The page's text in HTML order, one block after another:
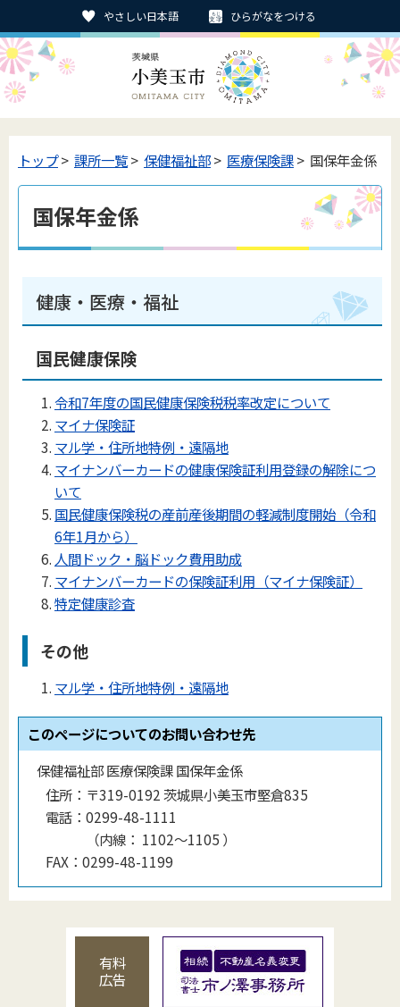
やさしい日本語 ひらがなをつける
トップ> 課所一覧> 保健福祉部> 医療保険課> 国保年金係
国保年金係
健康・医療・福祉
国民健康保険
令和7年度の国民健康保険税税率改定について
マイナ保険証
マル学・住所地特例・遠隔地
マイナンバーカードの健康保険証利用登録の解除につ
いて
国民健康保険税の産前産後期間の軽減制度開始（令和
6年1月から）
人間ドック・脳ドック費用助成
マイナンバーカードの保険証利用（マイナ保険証）
特定健康診査
その他
マル学・住所地特例・遠隔地
このページについてのお問い合わせ先
保健福祉部 医療保険課 国保年金係
住所： 〒319-0192 茨城県小美玉市堅倉835
電話： 0299-48-1111
（内線 ： 1102～1105 ）
FAX： 0299-48-1199
有料
広告